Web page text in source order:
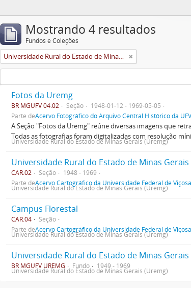
Mostrando 4 resultados
Fundos e Coleções
Universidade Rural do Estado de Minas Gerais (Uremg)
Fotos da Uremg
BR MGUFV 04.02 Seção
1948-01-12 - 1969-05-05
Parte deAcervo Fotográfico do Arquivo Central Histórico da UFV
A Seção "Fotos da Uremg" reúne diversas imagens que
Todas as fotografias foram digitalizadas com resolução
Universidade Rural do Estado de Minas Gerais (Uremg)
Universidade Rural do Estado de Minas Gerais
CAR.02 Seção
1948 - 1969
Parte deAcervo Cartográfico da Universidade Federal de Viçosa
Universidade Rural do Estado de Minas Gerais (Uremg)
Campus Florestal
CAR.04
Seção
Parte deAcervo Cartográfico da Universidade Federal de Viçosa
Universidade Rural do Estado de Minas Gerais (Uremg)
Universidade Rural do Estado de Minas Gerais
BR MGUFV UREMG Fundo 1949 - 1969
Universidade Rural do Estado de Minas Gerais (Uremg)